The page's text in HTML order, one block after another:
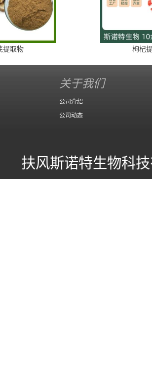
提取物 枸杞
关于我们
公司介绍
公司动态
扶风斯诺特生物科